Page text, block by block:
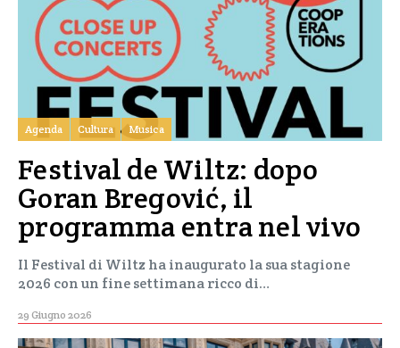
Agenda Cultura Musica
Festival de Wiltz: dopo
Goran Bregović, il
programma entra nel vivo
Il Festival di Wiltz ha inaugurato la sua stagione
2026 con un fine settimana ricco di…
29 Giugno 2026